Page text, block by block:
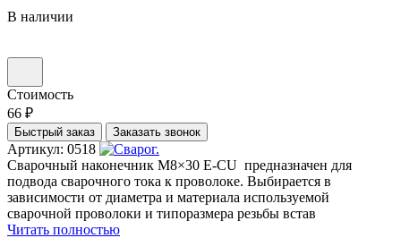
В наличии
Стоимость
66 ₽
Быстрый заказ Заказать звонок
Артикул: 0518
Сварочный наконечник M8×30 E-CU предназначен для
подвода сварочного тока к проволоке. Выбирается в
зависимости от диаметра и материала используемой
сварочной проволоки и типоразмера резьбы встав
Читать полностью